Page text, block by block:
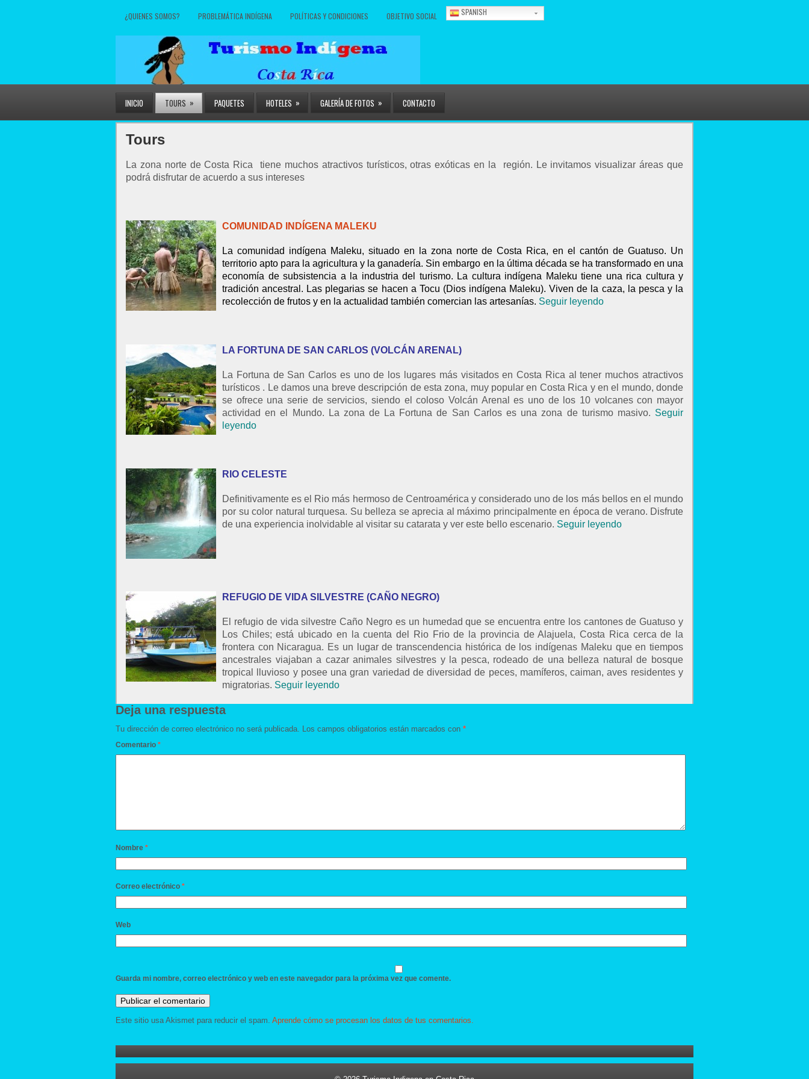
¿QUIENES SOMOS? PROBLEMÁTICA INDÍGENA POLÍTICAS Y CONDICIONES OBJETIVO SOCIAL SPANISH
INICIO TOURS » PAQUETES HOTELES » GALERÍA DE FOTOS » CONTACTO
Tours
La zona norte de Costa Rica tiene muchos atractivos turísticos, otras exóticas en la región. Le invitamos visualizar áreas que
podrá disfrutar de acuerdo a sus intereses
COMUNIDAD INDÍGENA MALEKU
La comunidad indígena Maleku, situado en la zona norte de Costa Rica, en el cantón de Guatuso. Un
territorio apto para la agricultura y la ganadería. Sin embargo en la última década se ha transformado en una
economía de subsistencia a la industria del turismo. La cultura indígena Maleku tiene una rica cultura y
tradición ancestral. Las plegarias se hacen a Tocu (Dios indígena Maleku). Viven de la caza, la pesca y la
recolección de frutos y en la actualidad también comercian las artesanías. Seguir leyendo
LA FORTUNA DE SAN CARLOS (VOLCÁN ARENAL)
La Fortuna de San Carlos es uno de los lugares más visitados en Costa Rica al tener muchos atractivos
turísticos . Le damos una breve descripción de esta zona, muy popular en Costa Rica y en el mundo, donde
se ofrece una serie de servicios, siendo el coloso Volcán Arenal es uno de los 10 volcanes con mayor
actividad en el Mundo. La zona de La Fortuna de San Carlos es una zona de turismo masivo. Seguir
leyendo
RIO CELESTE
Definitivamente es el Rio más hermoso de Centroamérica y considerado uno de los más bellos en el mundo
por su color natural turquesa. Su belleza se aprecia al máximo principalmente en época de verano. Disfrute
de una experiencia inolvidable al visitar su catarata y ver este bello escenario. Seguir leyendo
REFUGIO DE VIDA SILVESTRE (CAÑO NEGRO)
El refugio de vida silvestre Caño Negro es un humedad que se encuentra entre los cantones de Guatuso y
Los Chiles; está ubicado en la cuenta del Rio Frio de la provincia de Alajuela, Costa Rica cerca de la
frontera con Nicaragua. Es un lugar de transcendencia histórica de los indígenas Maleku que en tiempos
ancestrales viajaban a cazar animales silvestres y la pesca, rodeado de una belleza natural de bosque
tropical lluvioso y posee una gran variedad de diversidad de peces, mamíferos, caiman, aves residentes y
migratorias. Seguir leyendo
Deja una respuesta
Tu dirección de correo electrónico no será publicada. Los campos obligatorios están marcados con *
Comentario *
Nombre *
Correo electrónico *
Web
Guarda mi nombre, correo electrónico y web en este navegador para la próxima vez que comente.
Este sitio usa Akismet para reducir el spam. Aprende cómo se procesan los datos de tus comentarios.